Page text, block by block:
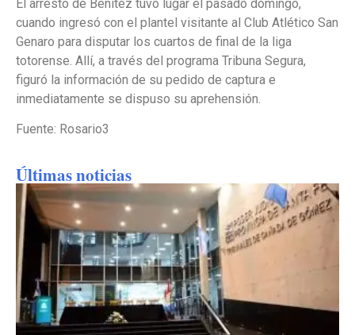
El arresto de Benítez tuvo lugar el pasado domingo,
cuando ingresó con el plantel visitante al Club Atlético San
Genaro para disputar los cuartos de final de la liga
totorense. Allí, a través del programa Tribuna Segura,
figuró la información de su pedido de captura e
inmediatamente se dispuso su aprehensión.
Fuente: Rosario3
Últimas noticias